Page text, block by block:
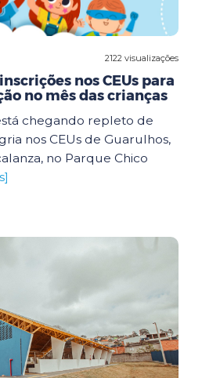
2122 visualizações
nos CEUs para
no mês das crianças
chegando repleto de
nos CEUs de Guarulhos,
no Parque Chico